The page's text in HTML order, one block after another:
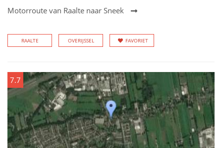
Motorroute van Raalte naar Sneek
RAALTE OVERIJSSEL FAVORIET
7.7